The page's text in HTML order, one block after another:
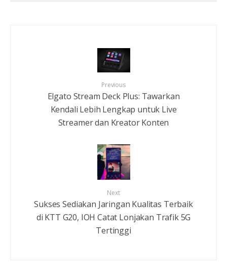
Previous
Elgato Stream Deck Plus: Tawarkan
Kendali Lebih Lengkap untuk Live
Streamer dan Kreator Konten
Next
Sukses Sediakan Jaringan Kualitas Terbaik
di KTT G20, IOH Catat Lonjakan Trafik 5G
Tertinggi